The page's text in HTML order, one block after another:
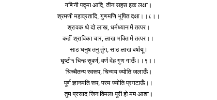
गणिनी पद्मा आदि, तीन सहस इक लक्षा।
श्रमणी महाव्रतादि, गुणमणि भूषित दक्षा।।८।।
श्रावक थे दो लाख, धर्मध्यान में तत्पर।
कहीं श्राविका चार, लाख भक्ति में तत्पर।।
साठ धनुष तनु तुंग, साठ लाख वर्षायू।
घृष्टी१ चिन्ह सुवर्ण, वर्ण देह गुण गाऊँ।।९।।
चिच्चैतन्य स्वरूप, चिन्मय ज्योति जलाऊँ।
पूर्ण ज्ञानमति रूप, परम ज्योति प्रगटाऊँ।।
तुम प्रसाद जिन विमल! पूरी हो मम आशा।